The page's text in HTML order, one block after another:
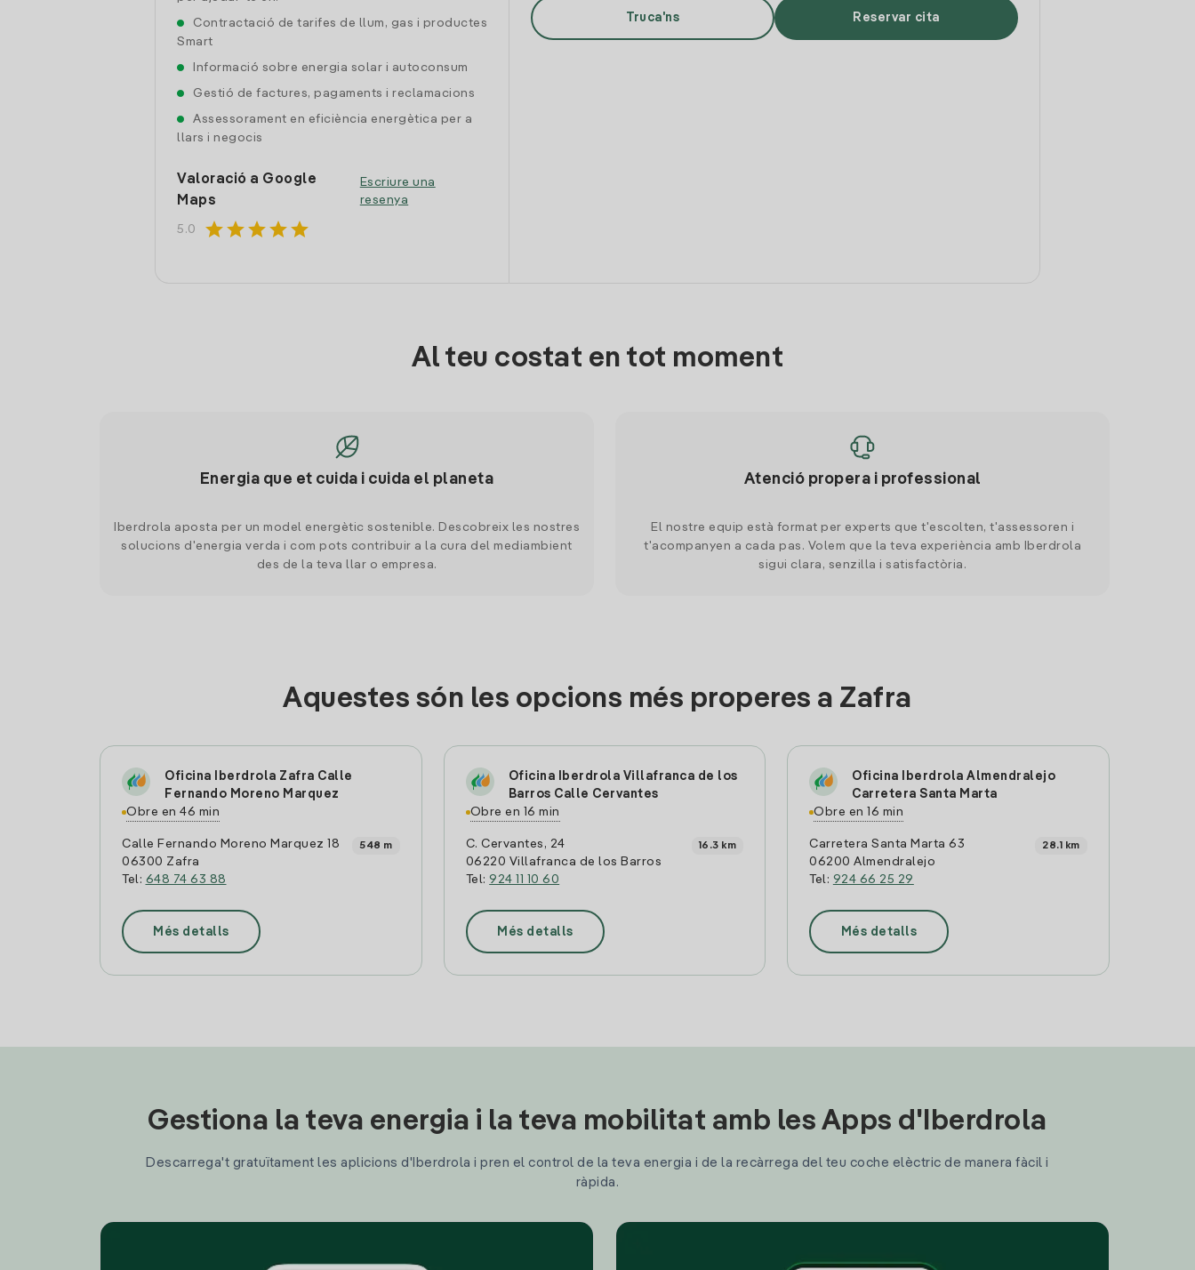
Contractació de tarifes de llum, gas i productes
Smart
Informació sobre energia solar i autoconsum
Gestió de factures, pagaments i reclamacions
Assessorament en eficiència energètica per a
llars i negocis
Valoració a Google
Maps
5.0 starstarstarstarstar
Escriure una
resenya
Truca'ns Reservar cita
Al teu costat en tot moment
Energia que et cuida i cuida el planeta
Iberdrola aposta per un model energètic sostenible. Descobreix les nostres
solucions d'energia verda i com pots contribuir a la cura del mediambient
des de la teva llar o empresa.
Atenció propera i professional
El nostre equip està format per experts que t'escolten, t'assessoren i
t'acompanyen a cada pas. Volem que la teva experiència amb Iberdrola
sigui clara, senzilla i satisfactòria.
Aquestes són les opcions més properes a Zafra
Oficina Iberdrola Zafra Calle
Fernando Moreno Marquez
Obre en 46 min
Calle Fernando Moreno Marquez 18
06300 Zafra
Tel: 648 74 63 88
548 m
Més detalls
Oficina Iberdrola Villafranca de los
Barros Calle Cervantes
Obre en 16 min
C. Cervantes, 24
06220 Villafranca de los Barros
Tel:924 11 10 60
16.3 km
Més detalls
Oficina Iberdrola Almendralejo
Carretera Santa Marta
Obre en 16 min
Carretera Santa Marta 63
06200 Almendralejo
Tel: 924 66 25 29
28.1 km
Més detalls
Gestiona la teva energia i la teva mobilitat amb les Apps d'Iberdrola
Descarrega't gratuïtament les aplicions d'Iberdrola i pren el control de la teva energia i de la recàrrega del teu coche elèctric de manera fàcil i
ràpida.